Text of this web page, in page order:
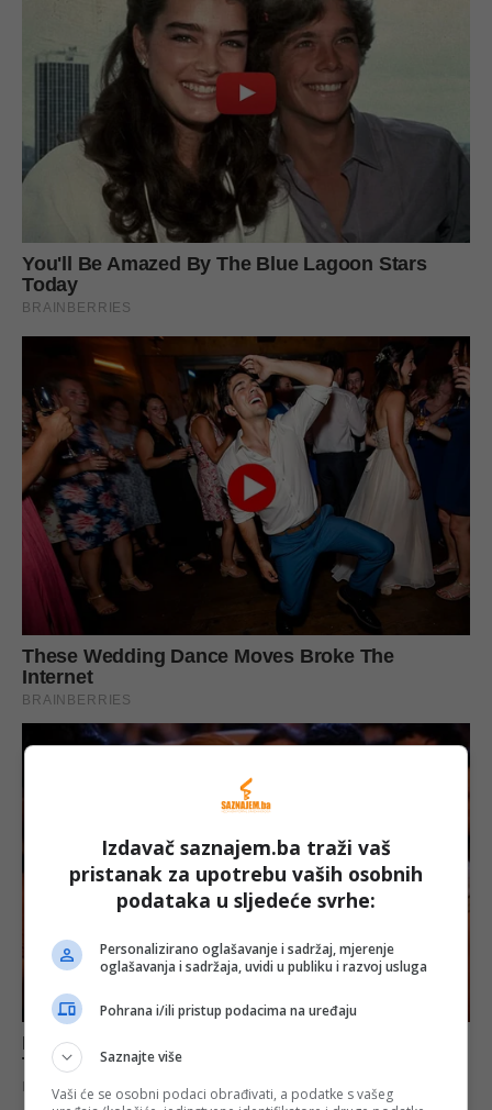
Izdavač saznajem.ba traži vaš
pristanak za upotrebu vaših osobnih
podataka u sljedeće svrhe:
Personalizirano oglašavanje i sadržaj, mjerenje
oglašavanja i sadržaja, uvidi u publiku i razvoj usluga
Pohrana i/ili pristup podacima na uređaju
Saznajte više
Vaši će se osobni podaci obrađivati, a podatke s vašeg